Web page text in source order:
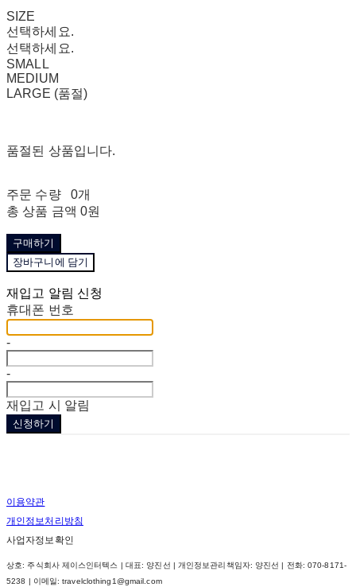
SIZE
선택하세요.
선택하세요.
SMALL
MEDIUM
LARGE (품절)
품절된 상품입니다.
주문 수량
0개
총 상품 금액 0원
구매하기
장바구니에 담기
재입고 알림 신청
휴대폰 번호
-
-
재입고 시 알림
신청하기
이용약관
개인정보처리방침
사업자정보확인
상호: 주식회사 제이스인터텍스 | 대표: 양진선 | 개인정보관리책임자: 양진선 | 전화: 070-8171-
5238 | 이메일: travelclothing1@gmail.com